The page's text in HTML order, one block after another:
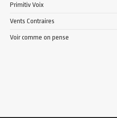
Primitiv Voix
Vents Contraires
Voir comme on pense